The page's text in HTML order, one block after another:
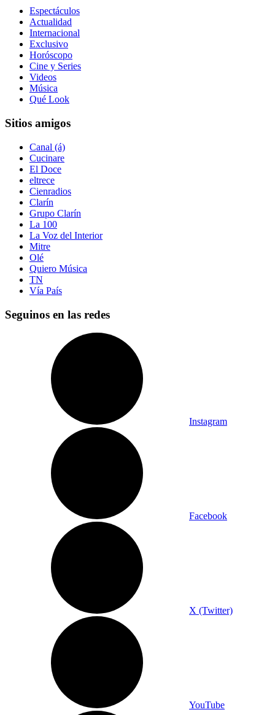
Espectáculos
Actualidad
Internacional
Exclusivo
Horóscopo
Cine y Series
Videos
Música
Qué Look
Sitios amigos
Canal (á)
Cucinare
El Doce
eltrece
Cienradios
Clarín
Grupo Clarín
La 100
La Voz del Interior
Mitre
Olé
Quiero Música
TN
Vía País
Seguinos en las redes
Instagram
Facebook
X (Twitter)
YouTube